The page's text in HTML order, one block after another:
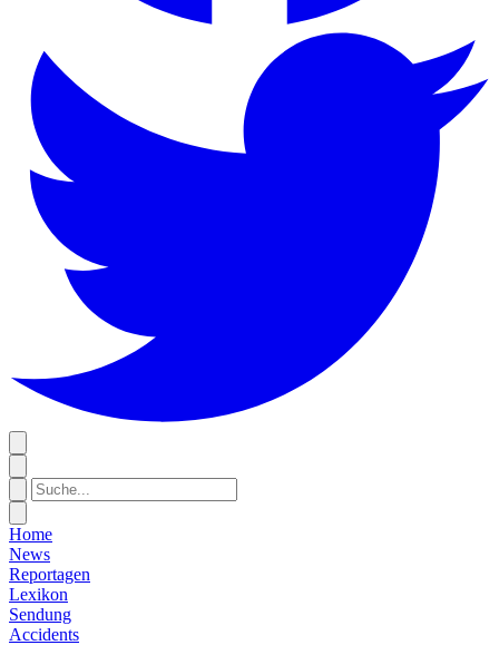
Home
News
Reportagen
Lexikon
Sendung
Accidents